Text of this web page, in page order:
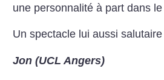
une personnalité à part dans
Un spectacle lui aussi
Jon (UCL Angers)